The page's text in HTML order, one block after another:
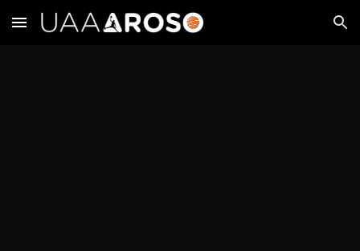
Skip to main content Skip to navigation